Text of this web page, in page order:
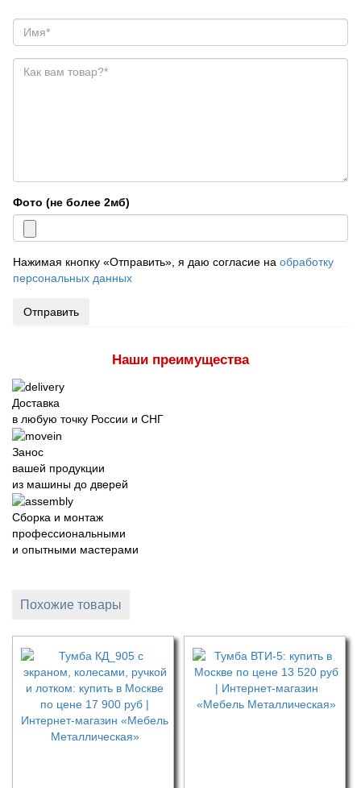
Фото (не более 2мб)
Нажимая кнопку «Отправить», я даю согласие на обработку
персональных данных
Отправить
Наши преимущества
Доставка
в любую точку России и СНГ
Занос
вашей продукции
из машины до дверей
Сборка и монтаж
профессиональными
и опытными мастерами
Похожие товары